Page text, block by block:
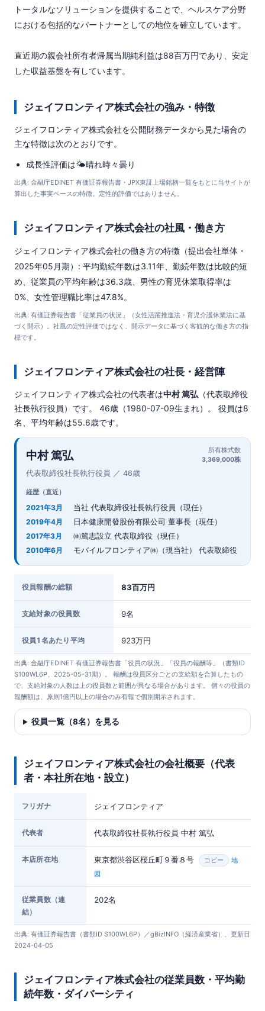
トータルなソリューションを提供することで、ヘルスケア分野
における包括的なパートナーとしての地位を確立しています。
直近期の親会社所有者帰属当期純利益は88百万円であり、安定
した収益基盤を有しています。
ジェイフロンティア株式会社の強み・特徴
ジェイフロンティア株式会社を公開財務データから見た場合の
主な特徴は次のとおりです。
成長性評価は🌤️晴れ時々曇り
出典: 金融庁EDINET 有価証券報告書・JPX東証上場銘柄一覧をもとに当サイトが
算出した事実ベースの特徴。定性的評価ではありません。
ジェイフロンティア株式会社の社風・働き方
ジェイフロンティア株式会社の働き方の特徴（提出会社単体・
2025年05月期）: 平均勤続年数は3.11年、勤続年数は比較的短
め、従業員の平均年齢は36.3歳、男性の育児休業取得率は
0%、女性管理職比率は47.8%。
出典: 有価証券報告書「従業員の状況」（女性活躍推進法・育児介護休業法に基
づく開示）。社風の定性評価ではなく、開示データに基づく客観的な働き方の指
標です。
ジェイフロンティア株式会社の社長・経営陣
ジェイフロンティア株式会社の代表者は中村 篤弘 （代表取締役
社長執行役員）です。 46歳（1980-07-09生まれ）。 役員は8
名、平均年齢は55.6歳です。
中村 篤弘
代表取締役社長執行役員 ／ 46歳
所有株式数
3,369,000株
経歴（直近）
2021年3月 当社 代表取締役社長執行役員（現任）
2019年4月 日本健康開發股份有限公司 董事長（現任）
2017年3月 ㈱篤志設立 代表取締役（現任）
2010年6月 モバイルフロンティア㈱（現当社） 代表取締役
役員報酬の総額 83百万円
支給対象の役員数 9名
役員1名あたり平均 923万円
出典: 金融庁EDINET 有価証券報告書「役員の状況」「役員の報酬等」（書類ID
S100WL6P、2025-05-31期）。 報酬は役員区分ごとの支給額を合算したもの
で、支給対象の人数は上の役員数と範囲が異なる場合があります。 個々の役員の
報酬額は、原則1億円以上の場合のみ有報で個別開示されます。
役員一覧（8名）を見る
ジェイフロンティア株式会社の会社概要（代表
者・本社所在地・設立）
フリガナ ジェイフロンティア
代表者 代表取締役社長執行役員 中村 篤弘
本店所在地 東京都渋谷区桜丘町９番８号 コピー
地
図
従業員数（連
結）
202名
出典: 有価証券報告書（書類ID S100WL6P）／gBizINFO（経済産業省）、更新日
2024-04-05
ジェイフロンティア株式会社の従業員数・平均勤
続年数・ダイバーシティ